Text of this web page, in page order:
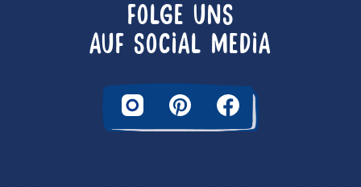
FOLGE UNS
AUF SOCIAL MEDIA